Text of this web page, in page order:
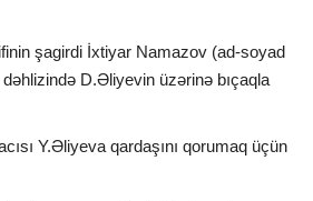
şagirdi İxtiyar Namazov (ad-soyad
D.Əliyevin üzərinə bıçaqla
Y.Əliyeva qardaşını qorumaq üçün